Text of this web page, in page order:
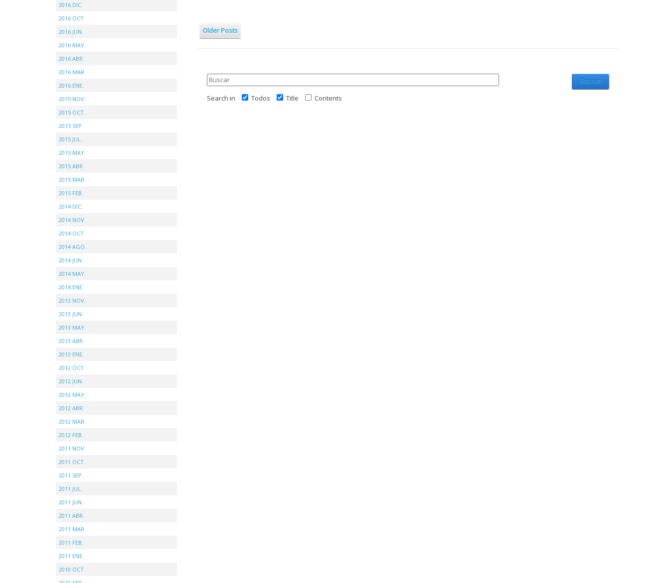
Older Posts
Buscar
Search in
Todos Title Contents
2016 DIC.
2016 OCT.
2016 JUN.
2016 MAY.
2016 ABR.
2016 MAR.
2016 ENE.
2015 NOV.
2015 OCT.
2015 SEP.
2015 JUL.
2015 MAY.
2015 ABR.
2015 MAR.
2015 FEB.
2014 DIC.
2014 NOV.
2014 OCT.
2014 AGO.
2014 JUN.
2014 MAY.
2014 ENE.
2013 NOV.
2013 JUN.
2013 MAY.
2013 ABR.
2013 ENE.
2012 OCT.
2012 JUN.
2012 MAY.
2012 ABR.
2012 MAR.
2012 FEB.
2011 NOV.
2011 OCT.
2011 SEP.
2011 JUL.
2011 JUN.
2011 ABR.
2011 MAR.
2011 FEB.
2011 ENE.
2010 OCT.